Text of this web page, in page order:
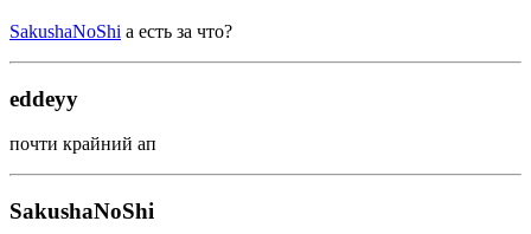
SakushaNoShi а есть за что?
eddeyy
почти крайний ап
SakushaNoShi